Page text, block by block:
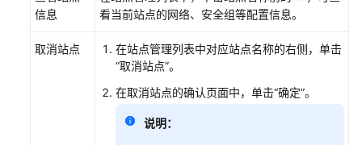
端
户）
信息
看当前站点的网络、安全组等配置信息。
取消站点
在站点管理列表中对应站点名称的右侧，单击
“取消站点”。
在取消站点的确认页面中，单击“确定”。
说明：